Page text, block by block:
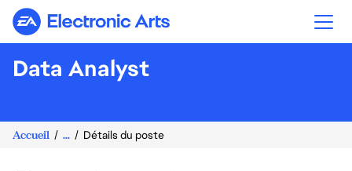
Electronic Arts
Data Analyst
Accueil ... Détails du poste